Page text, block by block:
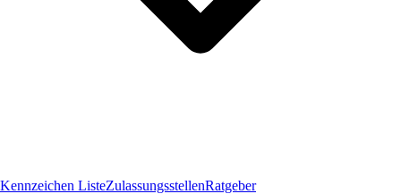
Kennzeichen ListeZulassungsstellenRatgeber